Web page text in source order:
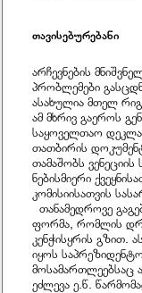
თავისებურებანი
არჩევნების
პრობლემები
ასახულია მთელ
ამ მხრივ გაეროს
საყოველთაო
თათბირის
თამაშობს ვენეციის
ნებისმიერი
კომისიისათვის
თანამედროვე
ფორმა, რომლის
კენჭისყრის გზით.
იყოს
მოსამართლეებსაც
ეძლევა ე.წ.